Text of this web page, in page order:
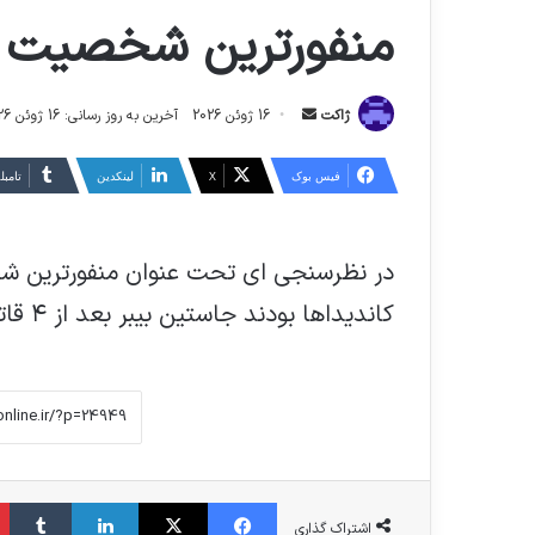
منفورترین شخصیت
ژاکت
ارسال 16 ژوئن 2026 آخرین به روز رسانی: 16 ژوئن 2026
فیس بوک X لینکدین
در نظرسنجی ای تحت عنوان منفورترین
کاندیداها بودند جاستین بیبر بعد از ۴ قاتل سریالی پنجمین مرد نفرت انگیز امریکا شد!
اشتراک گذاری
فیس بوک X لینکدین